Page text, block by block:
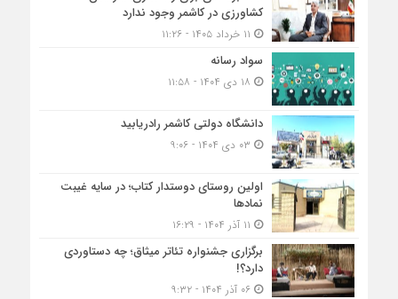
کشاورزی در کاشمر وجود ندارد
سواد رسانه
دانشگاه دولتی کاشمر‌ رادریابید
اولین روستای دوستدار کتاب؛ در سایه غیبت
نمادها
برگزاری جشنواره تئاتر میثاق؛ چه دستاوردی
دارد؟!
۰۶ آذر ۱۴۰۴ - ۹:۳۲